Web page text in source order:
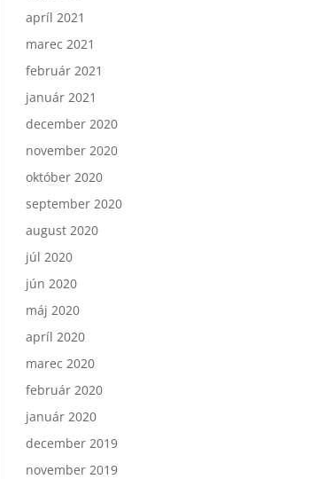
apríl 2021
marec 2021
február 2021
január 2021
december 2020
november 2020
október 2020
september 2020
august 2020
júl 2020
jún 2020
máj 2020
apríl 2020
marec 2020
február 2020
január 2020
december 2019
november 2019